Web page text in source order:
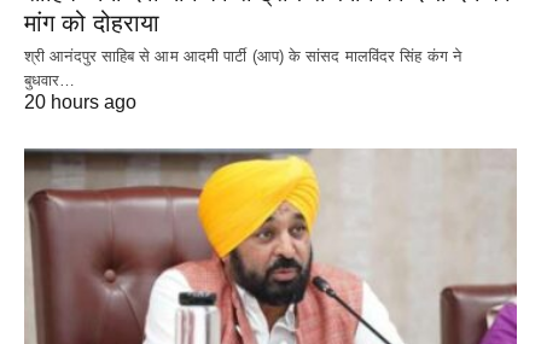
मांग को दोहराया
श्री आनंदपुर साहिब से आम आदमी पार्टी (आप) के सांसद मालविंदर सिंह कंग ने
बुधवार…
20 hours ago